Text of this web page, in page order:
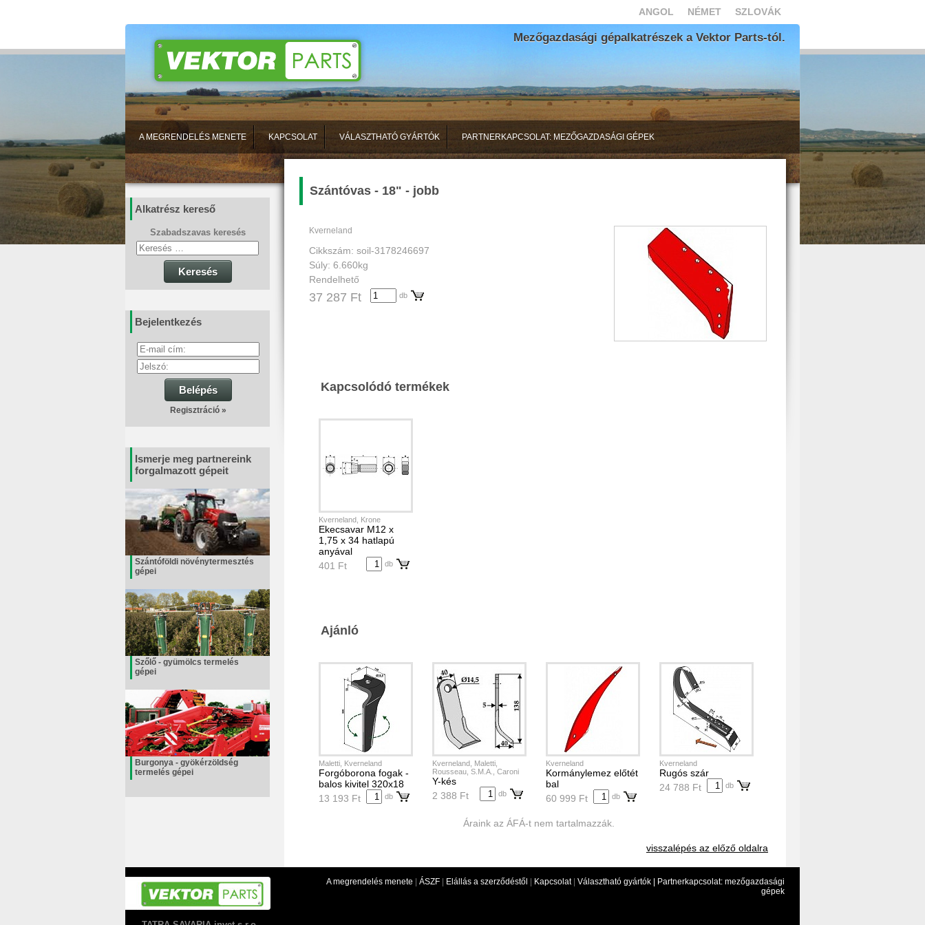
ANGOL NÉMET SZLOVÁK
Mezőgazdasági gépalkatrészek a Vektor Parts-tól.
A MEGRENDELÉS MENETE KAPCSOLAT VÁLASZTHATÓ GYÁRTÓK PARTNERKAPCSOLAT: MEZŐGAZDASÁGI GÉPEK
Alkatrész kereső
Szabadszavas keresés
Keresés
Bejelentkezés
Belépés
Regisztráció »
Ismerje meg partnereink
forgalmazott gépeit
Szántóföldi növénytermesztés
gépei
Szőlő - gyümölcs termelés
gépei
Burgonya - gyökérzöldség
termelés gépei
Szántóvas - 18" - jobb
Kverneland
Cikkszám: soil-3178246697
Súly: 6.660kg
Rendelhető
37 287 Ft db
Kapcsolódó termékek
Kverneland, Krone
Ekecsavar M12 x
1,75 x 34 hatlapú
anyával
401 Ft
db
Ajánló
Maletti, Kverneland
Forgóborona fogak -
balos kivitel 320x18
13 193 Ft
db
Kverneland, Maletti,
Rousseau, S.M.A., Caroni
Y-kés
2 388 Ft
db
Kverneland
Kormánylemez előtét
bal
60 999 Ft
db
Kverneland
Rugós szár
24 788 Ft
db
Áraink az ÁFÁ-t nem tartalmazzák.
visszalépés az előző oldalra
A megrendelés menete ÁSZF Elállás a szerződéstől Kapcsolat| Választható gyártók |
Partnerkapcsolat: mezőgazdasági
gépek